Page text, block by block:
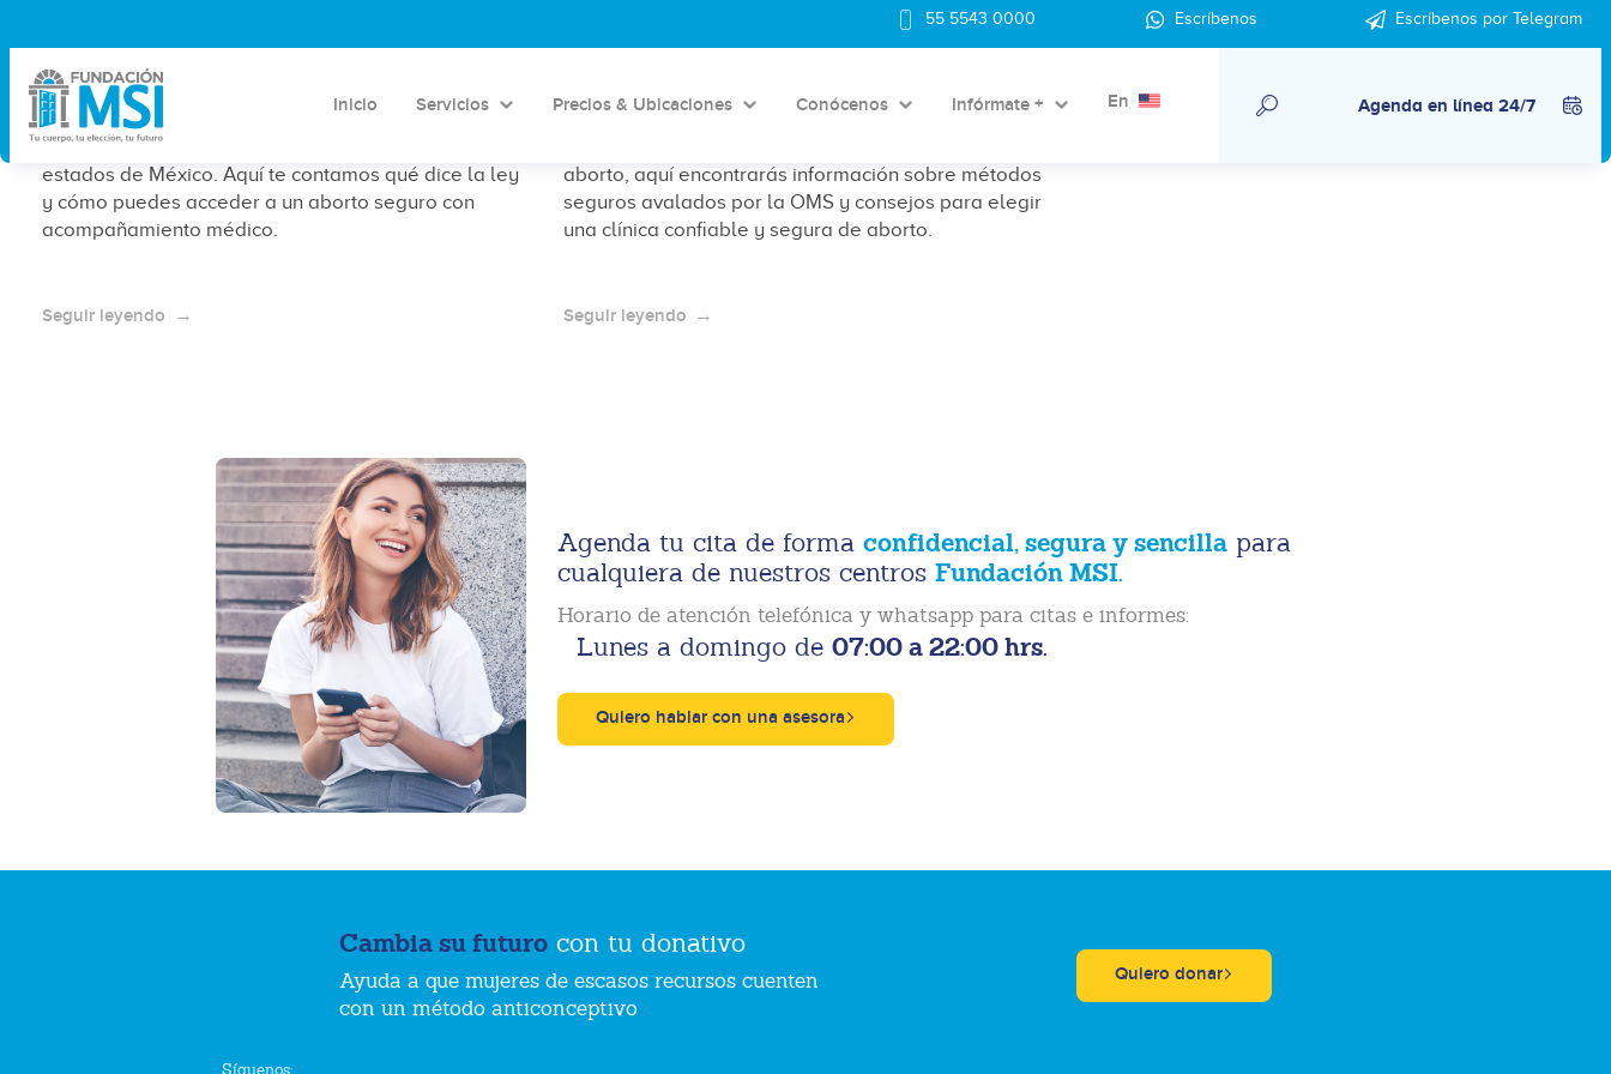
55 5543 0000 Escríbenos Escríbenos por Telegram
Inicio Servicios Precios & Ubicaciones Conócenos Infórmate + En Agenda en línea 24/7
¿A las cuántas semanas es legal el
aborto en México?
El aborto es legal hasta las 12 semanas en varios
estados de México. Aquí te contamos qué dice la ley
y cómo puedes acceder a un aborto seguro con
acompañamiento médico.
Seguir leyendo
¿Puedo abortar con dos meses de
embarazo?
aborto, aquí encontrarás información sobre métodos
seguros avalados por la OMS y consejos para elegir
una clínica confiable y segura de aborto.
Seguir leyendo
Agenda tu cita de forma confidencial, segura y sencillapara
cualquiera de nuestros centros Fundación MSI.
Horario de atención telefónica y whatsapp para citas e informes:
Lunes a domingo de 07:00 a 22:00 hrs.
Quiero hablar con una asesora
Cambia su futuro con tu donativo
Ayuda a que mujeres de escasos recursos cuenten
con un método anticonceptivo
Quiero donar